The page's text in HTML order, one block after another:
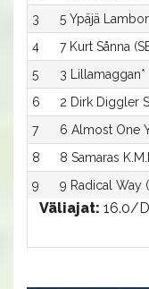
3
5 Ypäjä
4
7 Kurt Sånna
5
3 Lillamaggan*
6
2 Dirk Diggler
7
6 Almost One
8
8 Samaras
9
9 Radical Way
Väliajat: 16.0/